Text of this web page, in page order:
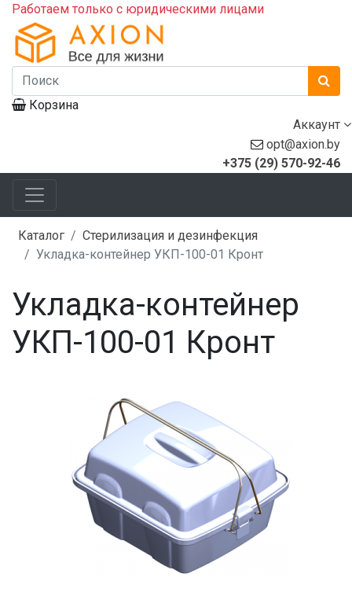
Работаем только с юридическими лицами
Корзина
Аккаунт
opt@axion.by
+375 (29) 570-92-46
Каталог
Стерилизация и дезинфекция
Укладка-контейнер УКП-100-01 Кронт
Укладка-контейнер
УКП-100-01 Кронт